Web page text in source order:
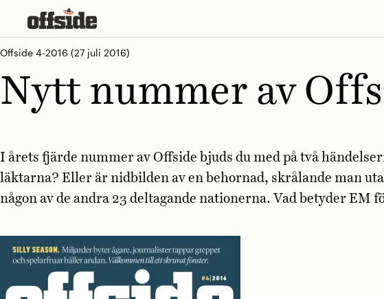
content
Offside 4-2016 (27 juli 2016)
Nytt nummer av
I årets fjärde nummer av Offside bjuds du med på två
läktarna? Eller är nidbilden av en behornad, skrålande man
någon av de andra 23 deltagande nationerna. Vad betyder EM